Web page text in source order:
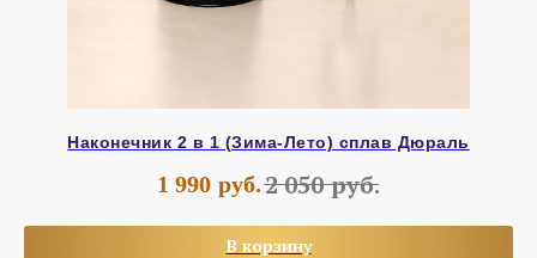
Наконечник 2 в 1 (Зима-Лето) сплав Дюраль
1 990 руб.2 050 руб.
В корзину